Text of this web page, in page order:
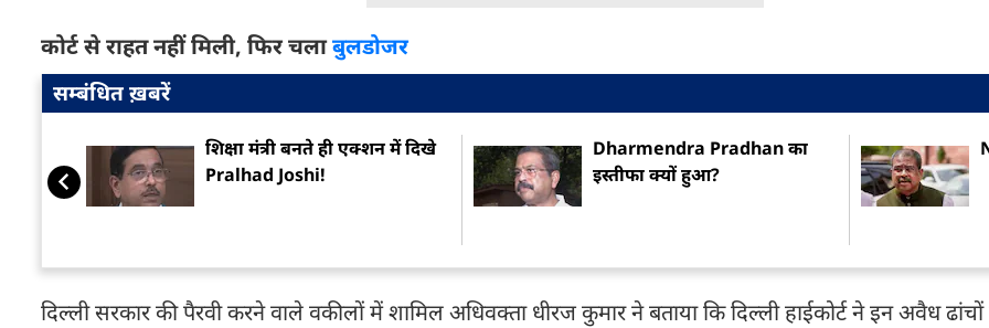
कोर्ट से राहत नहीं मिली, फिर चलाबुलडोजर
सम्बंधित ख़बरें
शिक्षा मंत्री बनते ही एक्शन में दिखे
Pralhad Joshi!
Dharmendra Pradhan का
इस्तीफा क्यों हुआ?
दिल्ली सरकार की पैरवी करने वाले वकीलों में शामिल अधिवक्ता धीरज कुमार ने बताया कि दिल्ली हाईकोर्ट ने इन अवैध